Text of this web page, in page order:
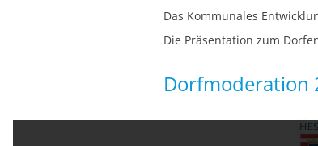
Das Kommunales
Die Präsentation zum
Dorfmoderation